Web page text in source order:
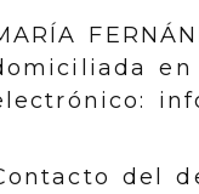
en
del